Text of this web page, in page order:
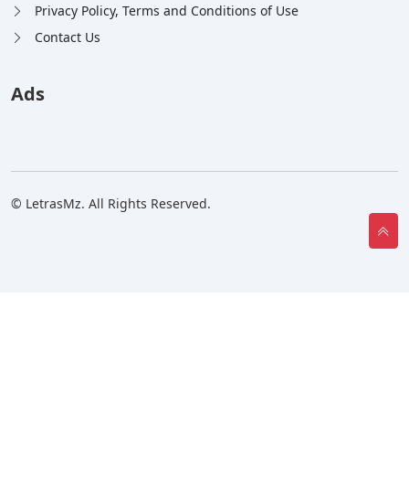
Privacy Policy, Terms and Conditions of Use
Contact Us
Ads
© LetrasMz. All Rights Reserved.